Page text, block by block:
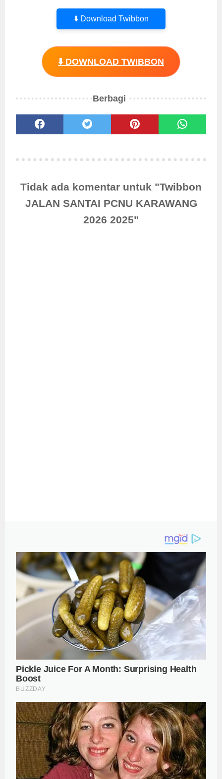
⬇️ Download Twibbon
⬇️ DOWNLOAD TWIBBON
Berbagi
Tidak ada komentar untuk "Twibbon
JALAN SANTAI PCNU KARAWANG
2026 2025"